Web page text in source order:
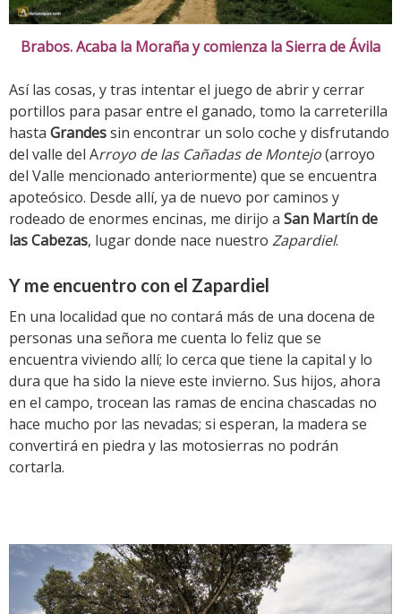
Brabos. Acaba la Moraña y comienza la Sierra de Ávila
Así las cosas, y tras intentar el juego de abrir y cerrar
portillos para pasar entre el ganado, tomo la carreterilla
hasta Grandessin encontrar un solo coche y disfrutando
del valle del Arroyo de las Cañadas de Montejo(arroyo
del Valle mencionado anteriormente) que se encuentra
apoteósico. Desde allí, ya de nuevo por caminos y
rodeado de enormes encinas, me dirijo a San Martín de
las Cabezas, lugar donde nace nuestro Zapardiel.
Y me encuentro con el Zapardiel
En una localidad que no contará más de una docena de
personas una señora me cuenta lo feliz que se
encuentra viviendo allí; lo cerca que tiene la capital y lo
dura que ha sido la nieve este invierno. Sus hijos, ahora
en el campo, trocean las ramas de encina chascadas no
hace mucho por las nevadas; si esperan, la madera se
convertirá en piedra y las motosierras no podrán
cortarla.